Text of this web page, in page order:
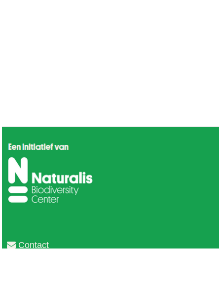
Contact